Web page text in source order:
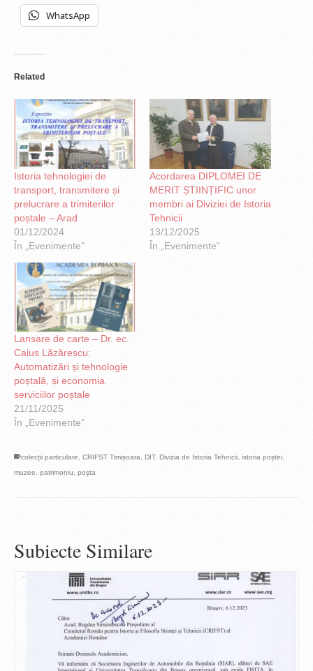
WhatsApp
Related
Istoria tehnologiei de
transport, transmitere și
prelucrare a trimiterilor
poștale – Arad
01/12/2024
În „Evenimente”
Acordarea DIPLOMEI DE
MERIT ȘTIINȚIFIC unor
membri ai Diviziei de Istoria
Tehnicii
13/12/2025
În „Evenimente”
Lansare de carte – Dr. ec.
Caius Lăzărescu:
Automatizări și tehnologie
poștală, și economia
serviciilor poștale
21/11/2025
În „Evenimente”
colecții particulare CRIFST Timișoara DIT, Divizia de Istoria Tehnicii istoria poștei
muzee
patrimoniu poșta
Subiecte Similare